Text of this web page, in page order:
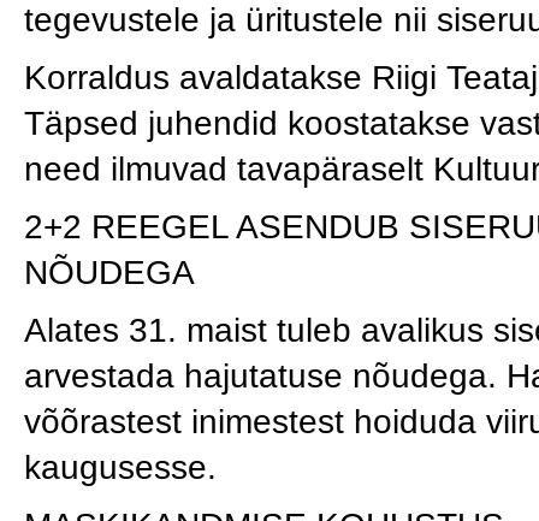
tegevustele ja üritustele nii
Korraldus avaldatakse Riigi
Täpsed juhendid koostatakse
need ilmuvad tavapäraselt
2+2 REEGEL ASENDUB
NÕUDEGA
Alates 31. maist tuleb avalikus
arvestada hajutatuse nõudega.
võõrastest inimestest hoiduda
kaugusesse.